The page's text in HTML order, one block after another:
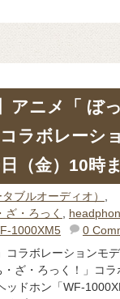
アニメ「 ぼっ
ラボレーシ
（金）10時
ブルオーディオ）
ざ・ろっく
1000XM5
0
コラボレーションモ
ざ・ろっく！」コラ
ドホン「WF-